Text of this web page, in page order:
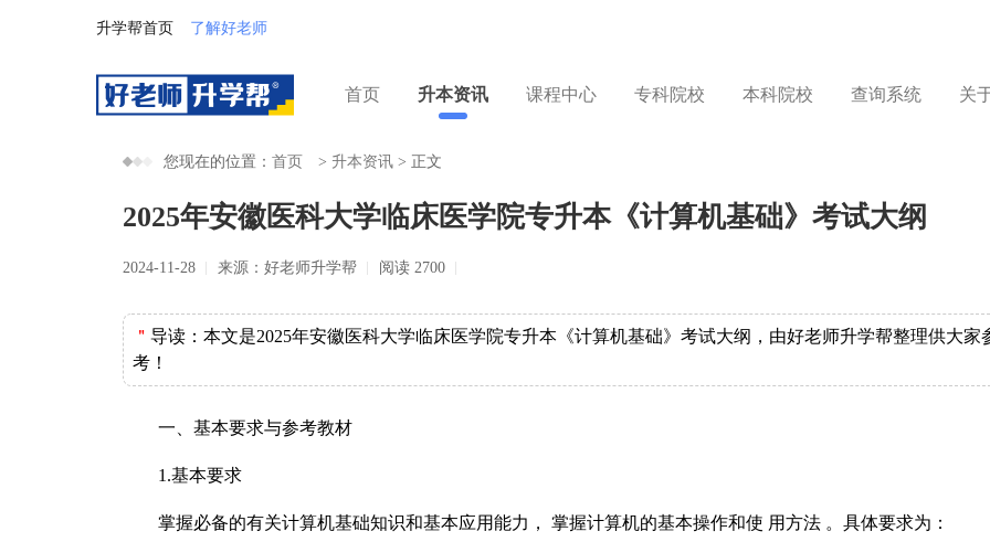
升学帮首页 了解好老师
首页 升本资讯 课程中心 专科院校 本科院校 查询系统 关
您现在的位置： 首页 > 升本资讯 > 正文
2025年安徽医科大学临床医学院专升本《计算机基础》考试大纲
2024-11-28 来源：好老师升学帮 阅读 2700
＂ 导读： 本文是2025年安徽医科大学临床医学院专升本《计算机基础》考试大纲，由好老师升学帮整理供大家
考！
一、基本要求与参考教材
1.基本要求
掌握必备的有关计算机基础知识和基本应用能力， 掌握计算机的基本操作和使 用方法 。具体要求为：